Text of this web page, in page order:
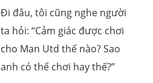
Đi đâu, tôi cũng nghe người
ta hỏi: “Cảm giác được chơi
cho Man Utd thế nào? Sao
anh có thể chơi hay thế?”